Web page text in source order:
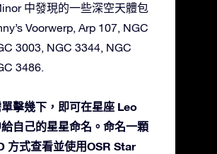
中發現的一些深空天體包
Voorwerp, Arp 107, NGC
3003, NGC 3344, NGC
3486.
擊幾下，即可在星座 Leo
自己的星星命名。命名一顆
方式查看並使用OSR Star